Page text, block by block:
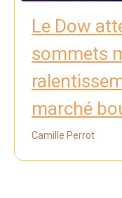
Le Dow
sommets
marché
Camille Perrot